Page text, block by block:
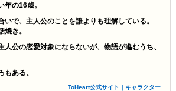
年の16歳。
いで、主人公のことを誰よりも理解している。
き。
人公の恋愛対象にならないが、物語が進むうち、
ある。
ToHeart公式サイト｜キャラクター